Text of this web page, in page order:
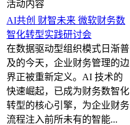
AI共创 财智未来 微软财务数
智化转型实践研讨会
在数据驱动型组织模式日渐普
及的今天，企业财务管理的边
界正被重新定义。AI 技术的
快速崛起，已成为财务数智化
转型的核心引擎，为企业财务
流程注入前所未有的智能...